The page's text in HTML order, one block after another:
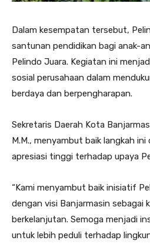
Dalam kesempatan tersebut,
santunan pendidikan bagi anak-
Pelindo Juara. Kegiatan ini
sosial perusahaan dalam
berdaya dan berpengharapan.
Sekretaris Daerah Kota
M.M., menyambut baik langkah
apresiasi tinggi terhadap upaya
“Kami menyambut baik inisiatif
dengan visi Banjarmasin sebagai
berkelanjutan. Semoga menjadi
untuk lebih peduli terhadap